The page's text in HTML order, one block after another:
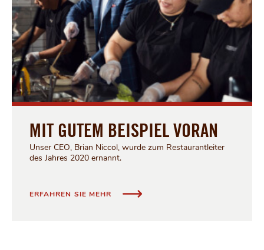
MIT GUTEM BEISPIEL VORAN
Unser CEO, Brian Niccol, wurde zum Restaurantleiter
des Jahres 2020 ernannt.
ERFAHREN SIE MEHR MIT GUTEM BEISPIEL VORAN